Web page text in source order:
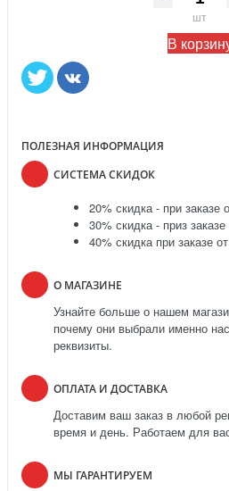
шт
В
ПОЛЕЗНАЯ ИНФОРМАЦИЯ
СИСТЕМА СКИДОК
20% скидка - при заказе
30% скидка - приз
40% скидка при заказе
О МАГАЗИНЕ
Узнайте больше о нашем
почему они выбрали именно
реквизиты.
ОПЛАТА И ДОСТАВКА
Доставим ваш заказ в любой
время и день. Работаем для
МЫ ГАРАНТИРУЕМ